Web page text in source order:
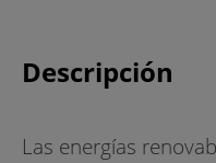
Descripción
Las energías